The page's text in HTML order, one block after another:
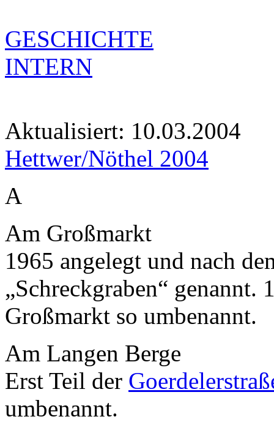
GESCHICHTE
INTERN
Aktualisiert: 10.03.2004
Hettwer/Nöthel 2004
A
Am Großmarkt
1965 angelegt und nach
„Schreckgraben“ genannt.
Großmarkt so umbenannt.
Am Langen Berge
Erst Teil der
umbenannt.